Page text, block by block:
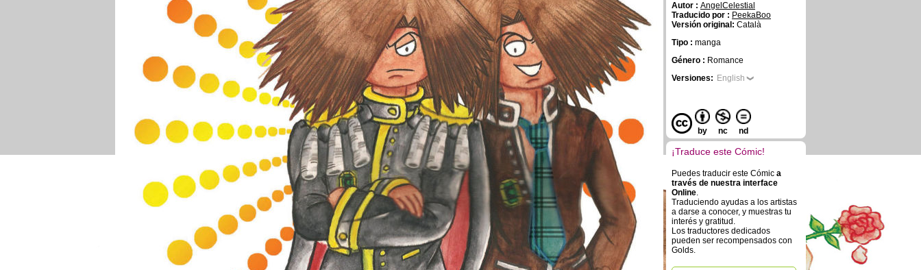
Autor : AngelCelestial
Traducido por : PeekaBoo
Versión original: Català
Tipo : manga
Género : Romance
Versiones: English
by nc nd
¡Traduce este Cómic!
Puedes traducir este Cómic a
través de nuestra interface
Online.
Traduciendo ayudas a los artistas
a darse a conocer, y muestras tu
interés y gratitud.
Los traductores dedicados
pueden ser recompensados con
Golds.